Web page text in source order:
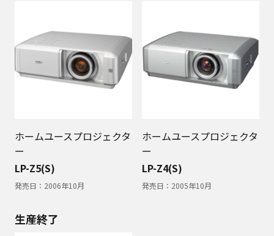
ホームユースプロジェクタ
ー
LP-Z5(S)
発売日： 2006年10月
ホームユースプロジェクタ
ー
LP-Z4(S)
発売日： 2005年10月
生産終了